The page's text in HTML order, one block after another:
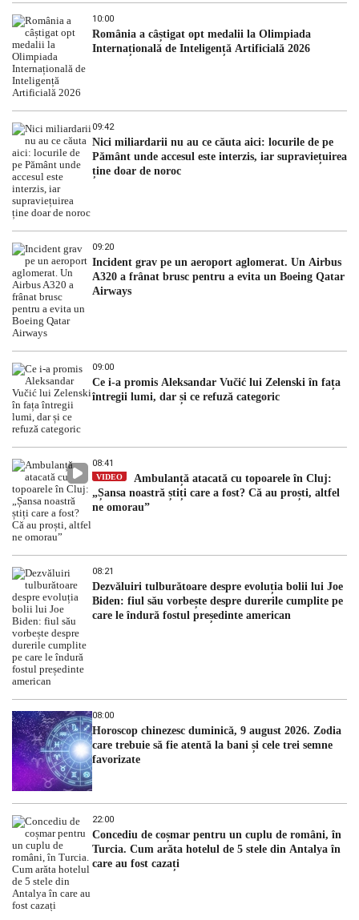
10:00
România a câștigat opt medalii la Olimpiada
Internațională de Inteligență Artificială 2026
09:42
Nici miliardarii nu au ce căuta aici: locurile de pe
Pământ unde accesul este interzis, iar supraviețuirea
ține doar de noroc
09:20
Incident grav pe un aeroport aglomerat. Un Airbus
A320 a frânat brusc pentru a evita un Boeing Qatar
Airways
09:00
Ce i-a promis Aleksandar Vučić lui Zelenski în fața
întregii lumi, dar și ce refuză categoric
08:41
VIDEO
Ambulanță atacată cu topoarele în Cluj:
„Șansa noastră știți care a fost? Că au proști, altfel
ne omorau”
08:21
Dezvăluiri tulburătoare despre evoluția bolii lui Joe
Biden: fiul său vorbește despre durerile cumplite pe
care le îndură fostul președinte american
08:00
Horoscop chinezesc duminică, 9 august 2026. Zodia
care trebuie să fie atentă la bani și cele trei semne
favorizate
22:00
Concediu de coșmar pentru un cuplu de români, în
Turcia. Cum arăta hotelul de 5 stele din Antalya în
care au fost cazați